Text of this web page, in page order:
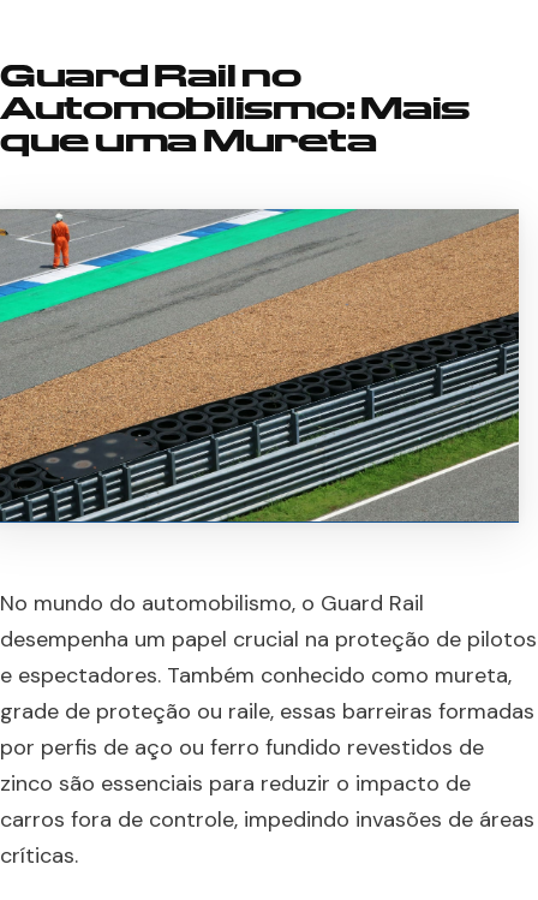
Guard Rail no
Automobilismo: Mais
que uma Mureta
No mundo do automobilismo, o Guard Rail
desempenha um papel crucial na proteção de pilotos
e espectadores. Também conhecido como mureta,
grade de proteção ou raile, essas barreiras formadas
por perfis de aço ou ferro fundido revestidos de
zinco são essenciais para reduzir o impacto de
carros fora de controle, impedindo invasões de áreas
críticas.